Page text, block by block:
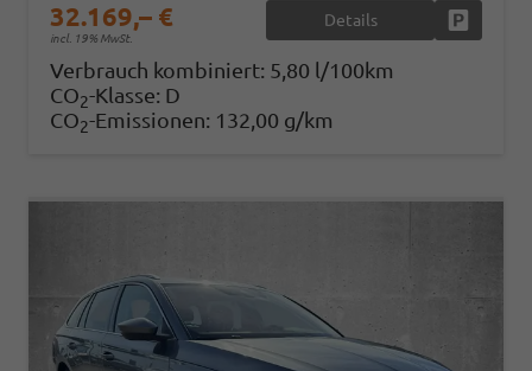
32.169,– €
incl. 19% MwSt.
Details
Verbrauch kombiniert: 5,80 l/100km
CO2-Klasse: D
CO2-Emissionen: 132,00 g/km